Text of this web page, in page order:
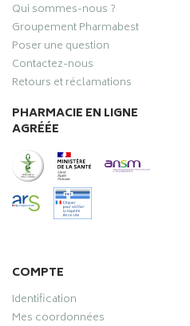
Qui sommes-nous ?
Groupement Pharmabest
Poser une question
Contactez-nous
Retours et réclamations
PHARMACIE EN LIGNE
AGRÉÉE
COMPTE
Identification
Mes coordonnées